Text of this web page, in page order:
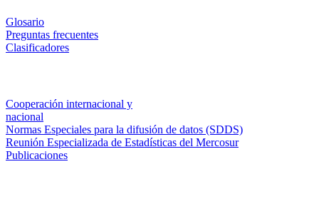
Glosario
Preguntas frecuentes
Clasificadores
Cooperación internacional y
nacional
Normas Especiales para la difusión de datos (SDDS)
Reunión Especializada de Estadísticas del Mercosur
Publicaciones